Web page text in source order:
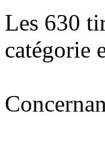
Les 630
catégorie